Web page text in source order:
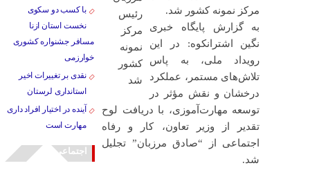
مرکز نمونه کشور شد.
به گزارش پایگاه خبری
نگین اشترانکوه: در این
رویداد ملی، به پاس
تلاش‌های مستمر، عملکرد
درخشان و نقش مؤثر در
توسعه مهارت‌آموزی، با دریافت لوح
تقدیر از وزیر تعاون، کار و رفاه
اجتماعی از “صادق مرزبان” تجلیل
شد.
با کسب دو سکوی
نخست استان ازنا
مسافر جشنواره کشوری
خوارزمی
نقدی بر تغییرات اخیر
استانداری لرستان
آینده در اختیار افراد داری
مهارت است
اجتماعی